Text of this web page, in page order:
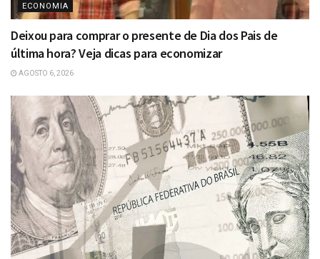
ECONOMIA
Deixou para comprar o presente de Dia dos Pais de
última hora? Veja dicas para economizar
AGOSTO 6, 2026